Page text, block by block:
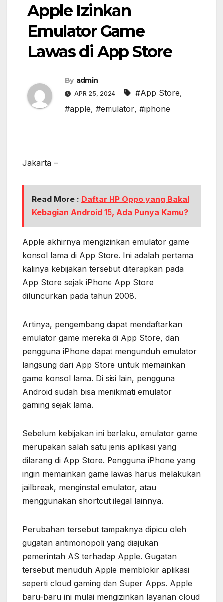
Apple Izinkan
Emulator Game
Lawas di App Store
By admin
APR 25, 2024 #App Store,
#apple, #emulator, #iphone
Jakarta –
Read More : Daftar HP Oppo yang Bakal
Kebagian Android 15, Ada Punya Kamu?
Apple akhirnya mengizinkan emulator game
konsol lama di App Store. Ini adalah pertama
kalinya kebijakan tersebut diterapkan pada
App Store sejak iPhone App Store
diluncurkan pada tahun 2008.
Artinya, pengembang dapat mendaftarkan
emulator game mereka di App Store, dan
pengguna iPhone dapat mengunduh emulator
langsung dari App Store untuk memainkan
game konsol lama. Di sisi lain, pengguna
Android sudah bisa menikmati emulator
gaming sejak lama.
Sebelum kebijakan ini berlaku, emulator game
merupakan salah satu jenis aplikasi yang
dilarang di App Store. Pengguna iPhone yang
ingin memainkan game lawas harus melakukan
jailbreak, menginstal emulator, atau
menggunakan shortcut ilegal lainnya.
Perubahan tersebut tampaknya dipicu oleh
gugatan antimonopoli yang diajukan
pemerintah AS terhadap Apple. Gugatan
tersebut menuduh Apple memblokir aplikasi
seperti cloud gaming dan Super Apps. Apple
baru-baru ini mulai mengizinkan layanan cloud